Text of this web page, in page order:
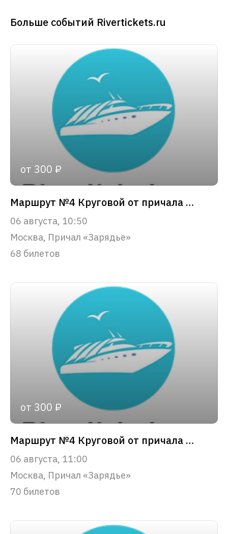
Больше событий Rivertickets.ru
от 300 ₽
Маршрут №4 Круговой от причала «Зарядье»
06 августа, 10:50
Москва, Причал «Зарядье»
68 билетов
от 300 ₽
Маршрут №4 Круговой от причала «Зарядье»
06 августа, 11:00
Москва, Причал «Зарядье»
70 билетов